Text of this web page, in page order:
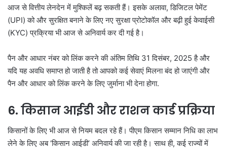
आज से वित्तीय लेनदेन में मुश्किलें बढ़ सकती हैं। इसके अलावा, डिजिटल पेमेंट
(UPI) को और सुरक्षित बनाने के लिए नए सुरक्षा प्रोटोकॉल और बढ़ी हुई केवाईसी
(KYC) प्रक्रिया भी आज से अनिवार्य कर दी गई है।
पैन और आधार नंबर को लिंक करने की अंतिम तिथि 31 दिसंबर, 2025 है और
यदि यह अवधि समाप्त हो जाती है तो आपको कई सेवाएं मिलना बंद हो जाएंगी और
पैन और आधार को लिंक करने के लिए जुर्माना भी देना होगा.
6. किसान आईडी और राशन कार्ड प्रक्रिया
किसानों के लिए भी आज से नियम बदल रहे हैं। पीएम किसान सम्मान निधि का लाभ
लेने के लिए अब ‘किसान आईडी’ अनिवार्य की जा रही है। साथ ही, कई राज्यों में